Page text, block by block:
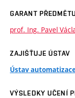
GARANT
prof. Ing. Pavel
ZAJIŠŤUJE ÚSTAV
Ústav
VÝSLEDKY UČENÍ